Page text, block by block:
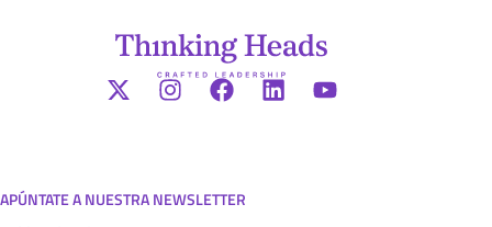
APÚNTATE A NUESTRA NEWSLETTER